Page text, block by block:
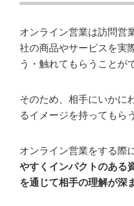
オンライン営業は訪問営
社の商品やサービスを実
う・触れてもらうことが
そのため、相手にいかに
るイメージを持ってもら
オンライン営業をする際
やすくインパクトのある
を通じて相手の理解が深